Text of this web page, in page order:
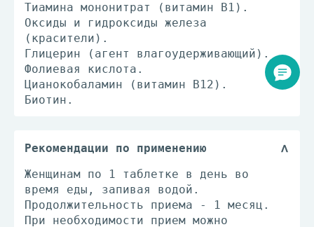
Тиамина мононитрат (витамин В1).
Оксиды и гидроксиды железа
(красители).
Глицерин (агент влагоудерживающий).
Фолиевая кислота.
Цианокобаламин (витамин В12).
Биотин.
Рекомендации по применению
Женщинам по 1 таблетке в день во
время еды, запивая водой.
Продолжительность приема - 1 месяц.
При необходимости прием можно